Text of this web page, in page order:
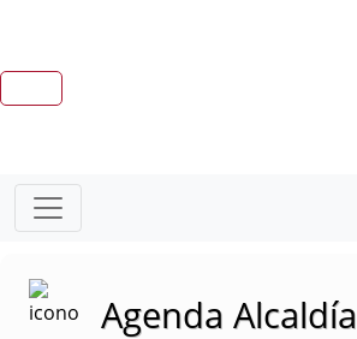
Agenda Alcaldía